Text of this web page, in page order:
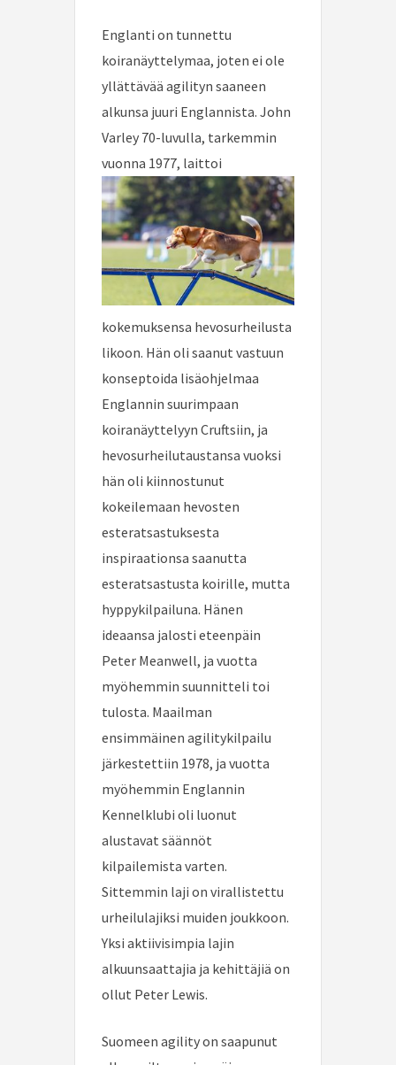
Englanti on tunnettu
koiranäyttelymaa, joten ei ole
yllättävää agilityn saaneen
alkunsa juuri Englannista. John
Varley 70-luvulla, tarkemmin
vuonna 1977, laittoi
kokemuksensa hevosurheilusta
likoon. Hän oli saanut vastuun
konseptoida lisäohjelmaa
Englannin suurimpaan
koiranäyttelyyn Cruftsiin, ja
hevosurheilutaustansa vuoksi
hän oli kiinnostunut
kokeilemaan hevosten
esteratsastuksesta
inspiraationsa saanutta
esteratsastusta koirille, mutta
hyppykilpailuna. Hänen
ideaansa jalosti eteenpäin
Peter Meanwell, ja vuotta
myöhemmin suunnitteli toi
tulosta. Maailman
ensimmäinen agilitykilpailu
järkestettiin 1978, ja vuotta
myöhemmin Englannin
Kennelklubi oli luonut
alustavat säännöt
kilpailemista varten.
Sittemmin laji on virallistettu
urheilulajiksi muiden joukkoon.
Yksi aktiivisimpia lajin
alkuunsaattajia ja kehittäjiä on
ollut Peter Lewis.
Suomeen agility on saapunut